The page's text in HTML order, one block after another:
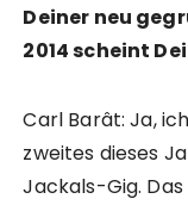
Deiner neu
2014 scheint
Carl Barât: Ja,
zweites dieses
Jackals-Gig.